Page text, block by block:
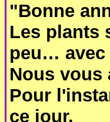
"Bonne
Les plants
peu… avec
Nous vous
Pour
ce jour.